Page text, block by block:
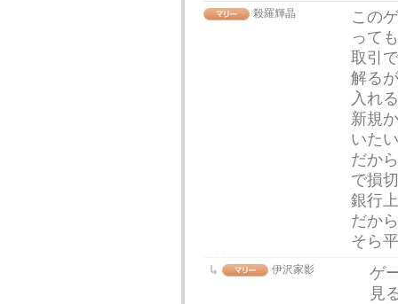
殺羅輝晶
この
って
取引
解る
入れ
新規
いた
だか
で損切
銀行
だか
そら
伊沢家影
ゲ
見